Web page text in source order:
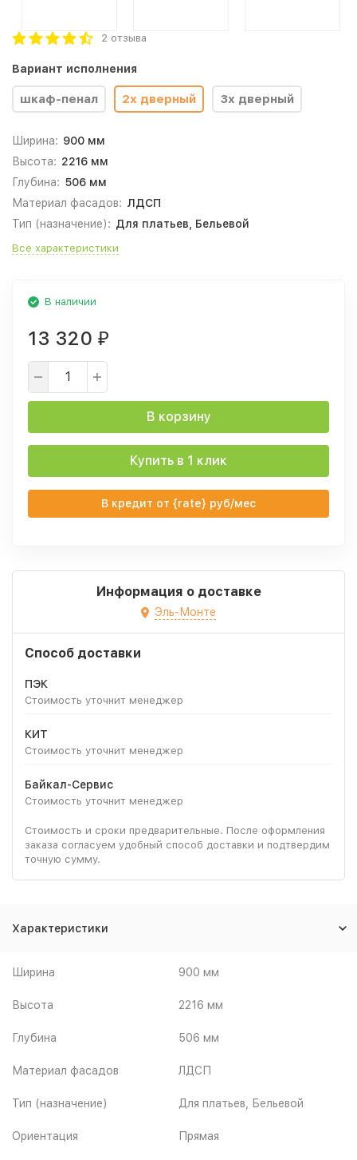
2 отзыва
Вариант исполнения
шкаф-пенал 2х дверный 3х дверный
Ширина: 900 мм
Высота: 2216 мм
Глубина: 506 мм
Материал фасадов: ЛДСП
Тип (назначение): Для платьев, Бельевой
Все характеристики
В наличии
13 320 ₽
В корзину
Купить в 1 клик
В кредит от {rate} руб/мес
Информация о доставке
Эль-Монте
Способ доставки
ПЭК
Стоимость уточнит менеджер
КИТ
Стоимость уточнит менеджер
Байкал-Сервис
Стоимость уточнит менеджер
Стоимость и сроки предварительные. После оформления
заказа согласуем удобный способ доставки и подтвердим
точную сумму.
Характеристики
Ширина 900 мм
Высота 2216 мм
Глубина 506 мм
Материал фасадов ЛДСП
Тип (назначение) Для платьев, Бельевой
Ориентация Прямая